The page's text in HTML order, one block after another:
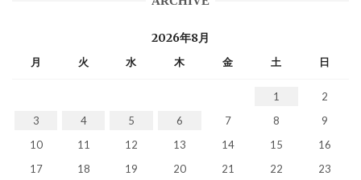
2026年8月
月 火 水 木 金 土 日
1
2
3
4 5 6 7 8
9
10
11 12 13 14 15
16
17
18 19 20 21 22 23